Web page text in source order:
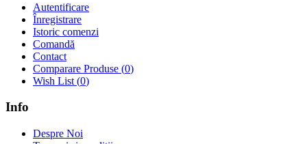
Autentificare
Înregistrare
Istoric comenzi
Comandă
Contact
Comparare Produse (0)
Wish List (0)
Info
Despre Noi